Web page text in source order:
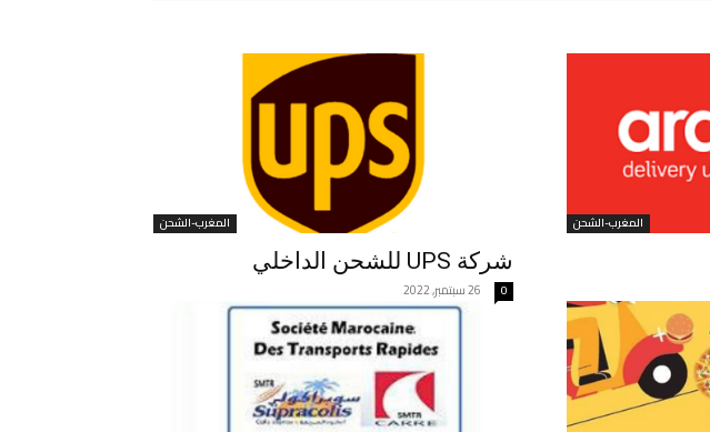
المغرب-الشحن المغرب-الشحن
شركة UPS للشحن الداخلي
26 سبتمبر, 2022 0